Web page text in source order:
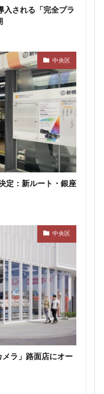
入される「完全プラ
中央区
定：新ルート・銀座
中央区
ラ」路面店にオー